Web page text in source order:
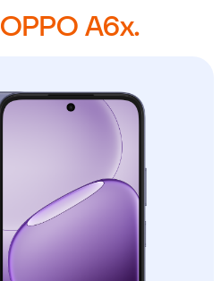
OPPO A6x.